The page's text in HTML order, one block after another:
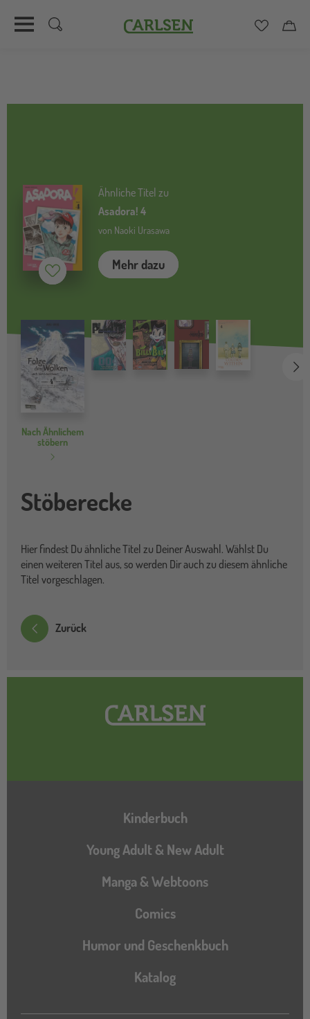
Carlsen
Ähnliche Titel zu
Asadora! 4
von Naoki Urasawa
Mehr dazu
Merken ( inaktiv)
Nach Ähnlichem
stöbern
Stöberecke
Hier findest Du ähnliche Titel zu Deiner Auswahl. Wählst Du
einen weiteren Titel aus, so werden Dir auch zu diesem ähnliche
Titel vorgeschlagen.
Zurück
Hauptnavigation
Kinderbuch
Young Adult & New Adult
Manga & Webtoons
Comics
Humor und Geschenkbuch
Katalog
Katalog